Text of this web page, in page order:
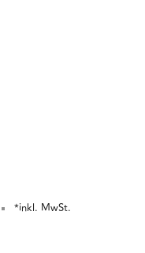
*inkl. MwSt.